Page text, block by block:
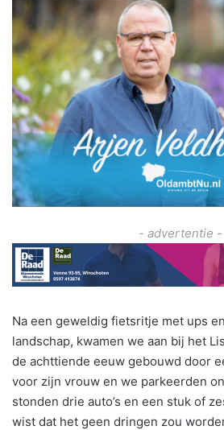
- advertentie -
Na een geweldig fietsritje met ups
landschap, kwamen we aan bij het
de achttiende eeuw gebouwd door
voor zijn vrouw en we parkeerden
stonden drie auto’s en een stuk of
wist dat het geen dringen zou